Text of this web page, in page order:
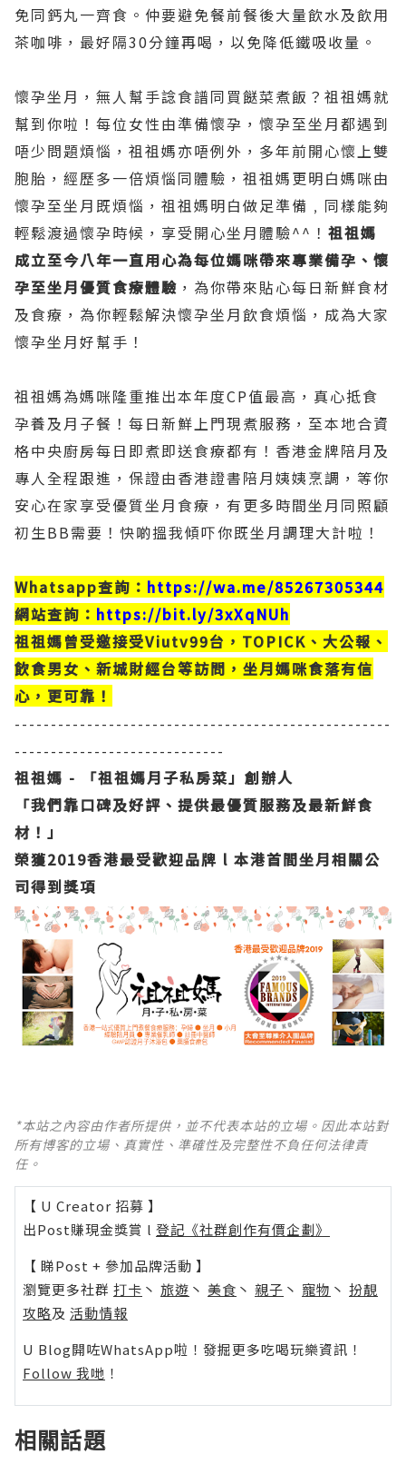
免同鈣丸一齊食。仲要避免餐前餐後大量飲水及飲用
茶咖啡，最好隔30分鐘再喝，以免降低鐵吸收量。
懷孕坐月，無人幫手諗食譜同買餸菜煮飯？祖祖媽就
幫到你啦！每位女性由準備懷孕，懷孕至坐月都遇到
唔少問題煩惱，祖祖媽亦唔例外，多年前開心懷上雙
胞胎，經歷多一倍煩惱同體驗，祖祖媽更明白媽咪由
懷孕至坐月既煩惱，祖祖媽明白做足準備﹐同樣能夠
輕鬆渡過懷孕時候，享受開心坐月體驗^^！ 祖祖媽
成立至今八年一直用心為每位媽咪帶來專業備孕、懷
孕至坐月優質食療體驗 ，為你帶來貼心每日新鮮食材
及食療，為你輕鬆解決懷孕坐月飲食煩惱，成為大家
懷孕坐月好幫手！
祖祖媽為媽咪隆重推出本年度CP值最高，真心抵食
孕養及月子餐！每日新鮮上門現煮服務，至本地合資
格中央廚房每日即煮即送食療都有！香港金牌陪月及
專人全程跟進，保證由香港證書陪月姨姨烹調，等你
安心在家享受優質坐月食療，有更多時間坐月同照顧
初生BB需要！快啲搵我傾吓你既坐月調理大計啦！
Whatsapp查詢： https://wa.me/85267305344
網站查詢： https://bit.ly/3xXqNUh
祖祖媽曾受邀接受Viutv99台，TOPICK、大公報、
飲食男女、新城財經台等訪問，坐月媽咪食落有信
心，更可靠！
----------------------------------------------------
-----------------------------
祖祖媽 - 「祖祖媽月子私房菜」創辦人
「我們靠口碑及好評、提供最優質服務及最新鮮食
材！」
榮獲2019香港最受歡迎品牌 l 本港首間坐月相關公
司得到獎項
*本站之內容由作者所提供，並不代表本站的立場。因此本站對
所有博客的立場、真實性、準確性及完整性不負任何法律責
任。
【 U Creator 招募 】
出Post賺現金獎賞 l 登記《社群創作有價企劃》
【 睇Post + 參加品牌活動 】
瀏覽更多社群 打卡 丶 旅遊 丶 美食 丶 親子 丶 寵物 丶 扮靚
攻略及 活動情報
U Blog開咗WhatsApp啦！發掘更多吃喝玩樂資訊！
Follow 我哋 ！
相關話題